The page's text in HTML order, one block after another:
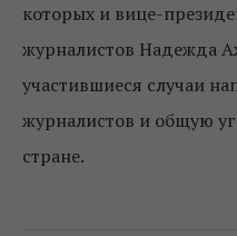
которых и вице-
журналистов Надежда
участившиеся случаи
журналистов и общую
стране.